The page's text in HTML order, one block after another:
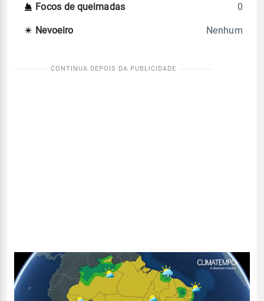
Focos de queimadas 0
Nevoeiro Nenhum